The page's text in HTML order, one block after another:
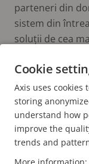
parteneri din
sistem din
soluții de cea
FOOTER
Cookie
Axis uses
storing
understand how
improve the
trends and